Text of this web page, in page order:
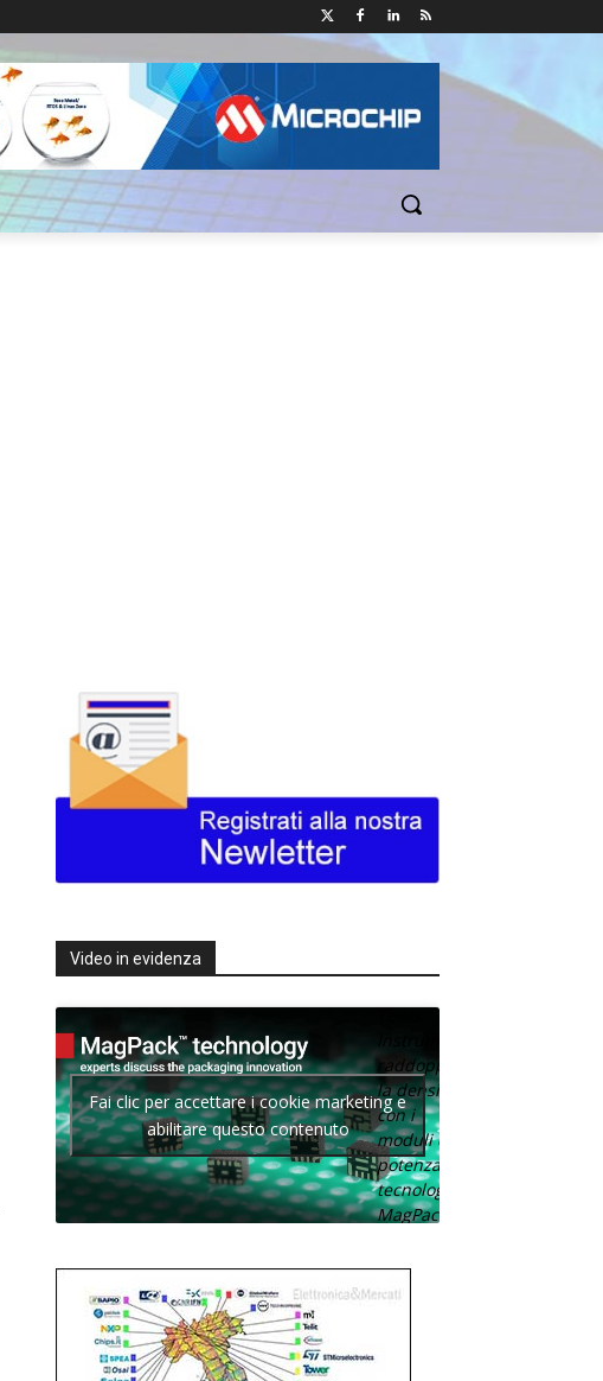
Video in evidenza
Texas
raddoppia
la densità
con i
moduli di
potenza con
tecnologia
MagPack.
Fai clic per accettare i cookie marketing e
abilitare questo contenuto